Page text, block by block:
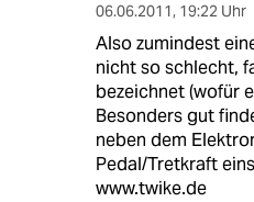
06.06.2011, 19:22 Uhr
Also zumindest
nicht so schlecht,
bezeichnet (wofür
Besonders gut
neben dem
Pedal/Tretkraft
www.twike.de